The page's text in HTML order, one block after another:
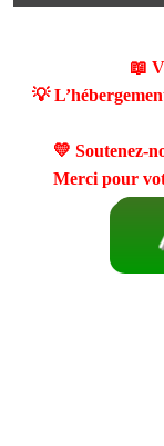
📖
💡
💛 Soutenez-
Merci pour